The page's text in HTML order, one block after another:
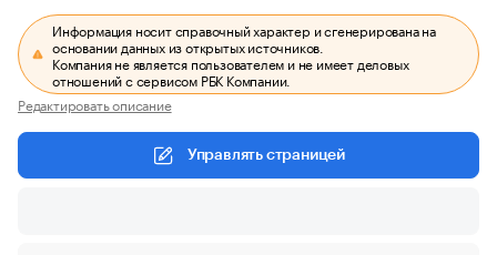
Информация носит справочный характер и сгенерирована на
основании данных из открытых источников.
Компания не является пользователем и не имеет деловых
отношений с сервисом РБК Компании.
Редактировать описание
Управлять страницей